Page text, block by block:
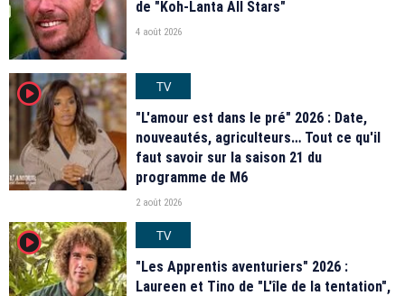
de "Koh-Lanta All Stars"
4 août 2026
player2
TV
"L'amour est dans le pré" 2026 : Date,
nouveautés, agriculteurs… Tout ce qu'il
faut savoir sur la saison 21 du
programme de M6
2 août 2026
player2
TV
"Les Apprentis aventuriers" 2026 :
Laureen et Tino de "L'île de la tentation",